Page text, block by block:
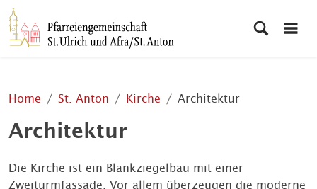
Home St. Anton Kirche Architektur
Architektur
Die Kirche ist ein Blankziegelbau mit einer
Zweiturmfassade. Vor allem überzeugen die moderne